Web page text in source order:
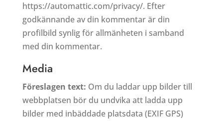
https://automattic.com/privacy/. Efter
godkännande av din kommentar är din
profilbild synlig för allmänheten i samband
med din kommentar.
Media
Föreslagen text: Om du laddar upp bilder till
webbplatsen bör du undvika att ladda upp
bilder med inbäddade platsdata (EXIF GPS)